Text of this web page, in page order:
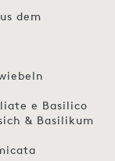
dem
e Basilico
& Basilikum